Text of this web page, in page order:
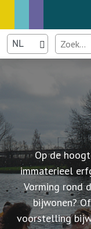
Op de
immaterieel
Vorming rond
bijwonen?
voorstelling